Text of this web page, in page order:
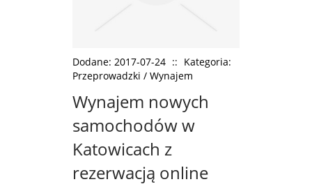
Dodane: 2017-07-24 :: Kategoria:
Przeprowadzki / Wynajem
Wynajem nowych
samochodów w
Katowicach z
rezerwacją online